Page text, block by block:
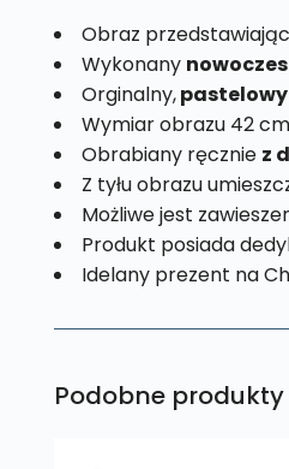
Obraz
Wykonany
Orginalny,pastelowy
Wymiar obrazu 42
Obrabiany ręcznie z
Z tyłu obrazu
Możliwe jest
Produkt posiada
Idelany prezent na
Podobne produkty